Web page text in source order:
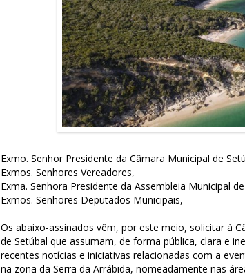
Exmo. Senhor Presidente da Câmara Municipal de
Exmos. Senhores Vereadores,
Exma. Senhora Presidente da Assembleia Municipal
Exmos. Senhores Deputados Municipais,
Os abaixo-assinados vêm, por este meio, solicitar à
de Setúbal que assumam, de forma pública, clara e
recentes notícias e iniciativas relacionadas com a
na zona da Serra da Arrábida, nomeadamente nas